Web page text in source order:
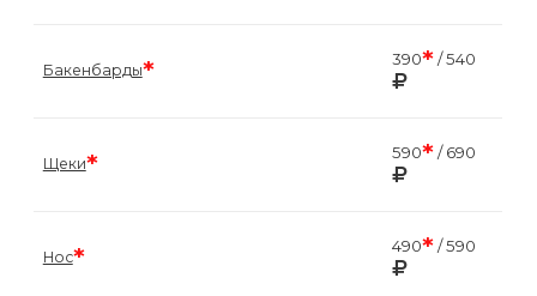
Бакенбарды* 390*/ 540
Щеки* 590*/ 690
Нос* 490*/ 590